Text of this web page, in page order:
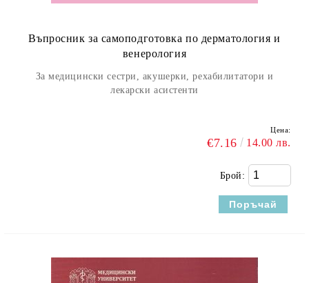
Въпросник за самоподготовка по дерматология и
венерология
За медицински сестри, акушерки, рехабилитатори и
лекарски асистенти
Цена:
€7.16 14.00 лв.
Брой: